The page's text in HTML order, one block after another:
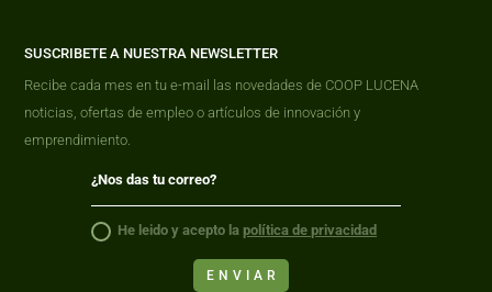
SUSCRIBETE A NUESTRA NEWSLETTER
Recibe cada mes en tu e-mail las novedades de COOP LUCENA
noticias, ofertas de empleo o artículos de innovación y
emprendimiento.
He leido y acepto la política de privacidad
ENVIAR